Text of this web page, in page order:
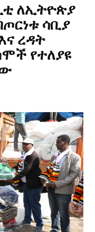
ለኢትዮጵያ
ሳቢያ
ረዳት
የተለያዩ